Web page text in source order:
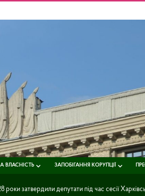
ВЛАСНІСТЬ ЗАПОБІГАННЯ КОРУПЦІЇ
затвердили депутати під час сесії